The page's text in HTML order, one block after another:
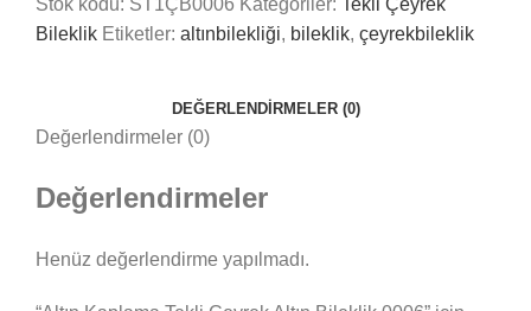
Stok kodu: ST1ÇB0006 Kategoriler: Tekli Çeyrek
Bileklik Etiketler: altınbilekliği, bileklik, çeyrekbileklik
DEĞERLENDIRMELER (0)
Değerlendirmeler (0)
Değerlendirmeler
Henüz değerlendirme yapılmadı.